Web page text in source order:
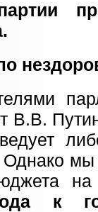
В.В.
мы
к